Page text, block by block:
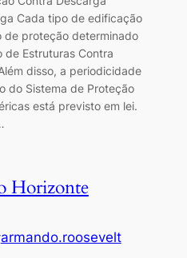
Cada tipo de edificação
de proteção determinado
de Estruturas Contra
disso, a periodicidade
do Sistema de Proteção
está previsto em lei.
Horizonte
armando.roosevelt